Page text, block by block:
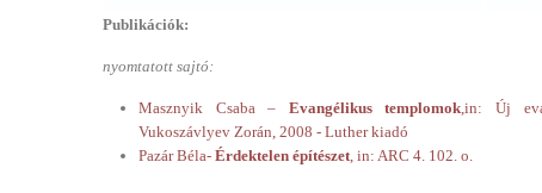
Publikációk:
nyomtatott sajtó:
Masznyik Csaba – Evangélikus templomok,in: Új
Vukoszávlyev Zorán, 2008 - Luther kiadó
Pazár Béla-Érdektelen építészet, in: ARC 4. 102. o.